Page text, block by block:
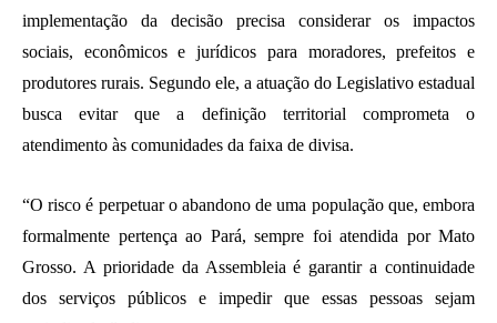
implementação da decisão precisa considerar os impactos
sociais, econômicos e jurídicos para moradores, prefeitos e
produtores rurais. Segundo ele, a atuação do Legislativo estadual
busca evitar que a definição territorial comprometa o
atendimento às comunidades da faixa de divisa.
“O risco é perpetuar o abandono de uma população que, embora
formalmente pertença ao Pará, sempre foi atendida por Mato
Grosso. A prioridade da Assembleia é garantir a continuidade
dos serviços públicos e impedir que essas pessoas sejam